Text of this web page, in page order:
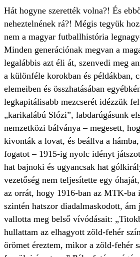
Hát hogyne szerették volna?! És
neheztelnének rá?! Mégis tegyük
nem a magyar futballhistória
Minden generációnak megvan a
legalábbis azt éli át, szenvedi meg
a különféle korokban és példákban,
elemeiben és összhatásában
legkapitálisabb mezcserét idézzük
„karikalábú Slózi”, labdarúgásunk
nemzetközi bálványa – megesett,
kivonták a lovat, és beállva a
fogatot – 1915-ig nyolc idényt
hat bajnoki és ugyancsak hat
vezetőség nem teljesítette egy
az orrát, hogy 1916-ban az MTK-
szintén hatszor diadalmaskodott,
vallotta meg belső vívódásait:
hullattam az elhagyott zöld-fehér
örömet éreztem, mikor a zöld-fehér